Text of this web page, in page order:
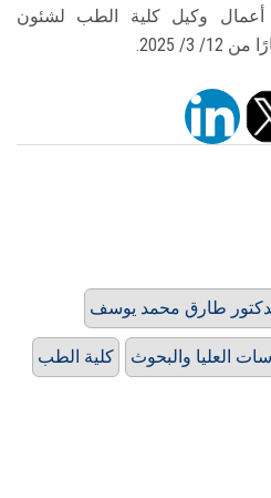
أعمال وكيل كلية الطب لشئون
3/ 2025.
الدكتور طارق محمد يوسف
كلية الطب العليا والبحوث